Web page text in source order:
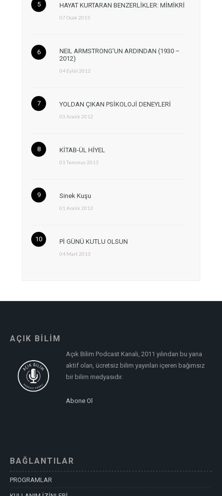
HAYAT KURTARAN BENZERLİKLER: MİMİKRİ
07 Ocak 2013
NEIL ARMSTRONG’UN ARDINDAN (1930 –
2012)
04 Eylül 2012
YOLDAN ÇIKAN PSİKOLOJİ DENEYLERİ
03 Aralık 2012
KİTAB-ÜL HİYEL
01 Temmuz 2013
Sinek Kuşu
01 Aralık 2013
Pİ GÜNÜ KUTLU OLSUN
04 Mart 2013
AÇIK BİLİM
Açık Bilim Podcast Kanalı, 2011 yılından bu yana
aktif olan, ücretsiz bilim yayınları içeren bağımsız
bir bilim medyasıdır.
Abone Ol
BAĞLANTILAR
PROGRAMLAR